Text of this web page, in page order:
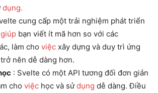
dụng.
cung cấp một trải nghiệm phát triển
giúp bạn viết ít mã hơn so với các
làm cho việc xây dựng và duy trì ứng
nên dễ dàng hơn.
: Svelte có một API tương đối đơn giản
cho việc học và sửdụng dễ dàng. Điều